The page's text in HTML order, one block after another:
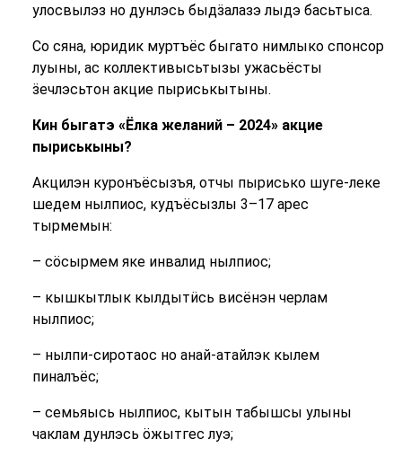
улосвылэз но дунлэсь быдӟалазэ лыдэ басьтыса.
Со сяна, юридик муртъёс быгато нимлыко спонсор
луыны, ас коллективысьтызы ужасьёсты
ӟечлэсьтон акцие пыриськытыны.
Кин быгатэ «Ёлка желаний – 2024» акцие
пыриськыны?
Акцилэн куронъёсызъя, отчы пырисько шуге-леке
шедем нылпиос, кудъёсызлы 3–17 арес
тырмемын:
– сӧсырмем яке инвалид нылпиос;
– кышкытлык кылдытӥсь висёнэн черлам
нылпиос;
– нылпи-сиротаос но анай-атайлэк кылем
пиналъёс;
– семьяысь нылпиос, кытын табышсы улыны
чаклам дунлэсь ӧжытгес луэ;